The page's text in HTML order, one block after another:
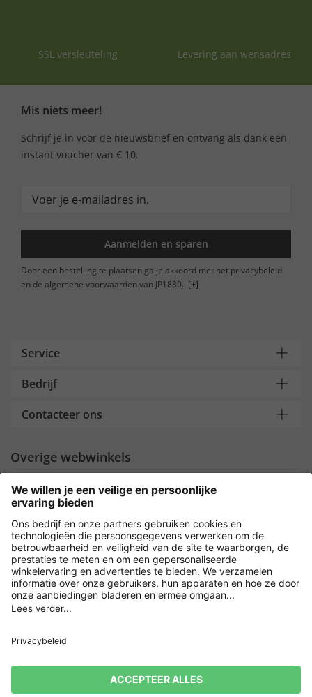
SSL versleuteling Levering aan wensadres
Mis niets meer!
Schrijf je in voor de nieuwsbrief en ontvang als dank een
instant voucher van € 10.
Aanmelden en sparen
Door een bestelling te plaatsen ga je akkoord met het privacybeleid
en de algemene voorwaarden van JP1880. [+]
Service
Bedrijf
Contacteer ons
Overige webwinkels
Nederland
Payment and Delivery
Versleuteling met
Verkoopvoorwaarden
Leveringsvoorwaarden
Herroepingsrecht
Impressum